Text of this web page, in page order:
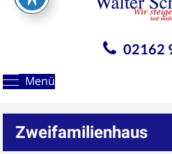
02162
Menü
Zweifamilienhaus